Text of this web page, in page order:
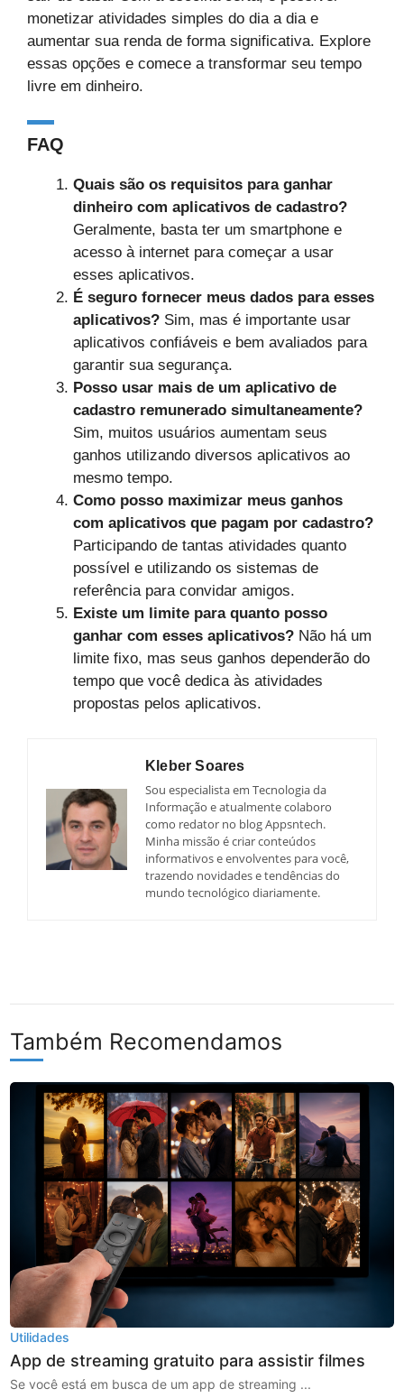
monetizar atividades simples do dia a dia e
aumentar sua renda de forma significativa. Explore
essas opções e comece a transformar seu tempo
livre em dinheiro.
FAQ
Quais são os requisitos para ganhar
dinheiro com aplicativos de cadastro?
Geralmente, basta ter um smartphone e
acesso à internet para começar a usar
esses aplicativos.
É seguro fornecer meus dados para esses
aplicativos? Sim, mas é importante usar
aplicativos confiáveis e bem avaliados para
garantir sua segurança.
Posso usar mais de um aplicativo de
cadastro remunerado simultaneamente?
Sim, muitos usuários aumentam seus
ganhos utilizando diversos aplicativos ao
mesmo tempo.
Como posso maximizar meus ganhos
com aplicativos que pagam por cadastro?
Participando de tantas atividades quanto
possível e utilizando os sistemas de
referência para convidar amigos.
Existe um limite para quanto posso
ganhar com esses aplicativos? Não há um
limite fixo, mas seus ganhos dependerão do
tempo que você dedica às atividades
propostas pelos aplicativos.
Kleber Soares
Sou especialista em Tecnologia da
Informação e atualmente colaboro
como redator no blog Appsntech.
Minha missão é criar conteúdos
informativos e envolventes para você,
trazendo novidades e tendências do
mundo tecnológico diariamente.
Também Recomendamos
Utilidades
App de streaming gratuito para assistir filmes
Se você está em busca de um app de streaming ...